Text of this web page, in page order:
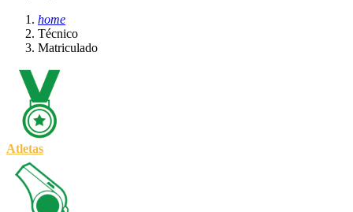
home
Técnico
Matriculado
Atletas